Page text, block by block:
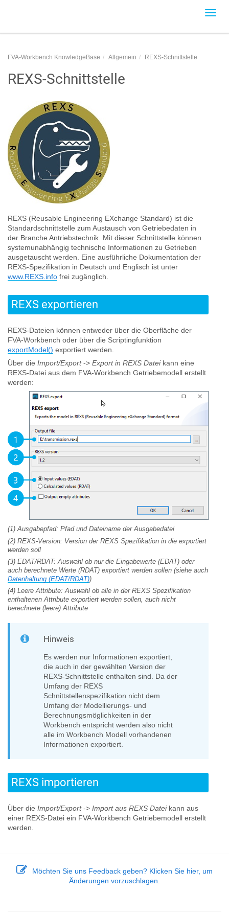
FVA-Workbench KnowledgeBase Allgemein REXS-Schnittstelle
REXS-Schnittstelle
REXS (Reusable Engineering EXchange Standard) ist die
Standardschnittstelle zum Austausch von Getriebedaten in
der Branche Antriebstechnik. Mit dieser Schnittstelle können
systemunabhängig technische Informationen zu Getrieben
ausgetauscht werden. Eine ausführliche Dokumentation der
REXS-Spezifikation in Deutsch und Englisch ist unter
www.REXS.info frei zugänglich.
REXS exportieren
REXS-Dateien können entweder über die Oberfläche der
FVA-Workbench oder über die Scriptingfunktion
exportModel() exportiert werden.
Über die Import/Export-> Export in REXS Dateikann eine
REXS-Datei aus dem FVA-Workbench Getriebemodell erstellt
werden:
(1) Ausgabepfad: Pfad und Dateiname der Ausgabedatei
(2) REXS-Version: Version der REXS Spezifikation in die exportiert
werden soll
(3) EDAT/RDAT: Auswahl ob nur die Eingabewerte (EDAT) oder
auch berechnete Werte (RDAT) exportiert werden sollen (siehe auch
Datenhaltung (EDAT/RDAT))
(4) Leere Attribute: Auswahl ob alle in der REXS Spezifikation
enthaltenen Attribute exportiert werden sollen, auch nicht
berechnete (leere) Attribute
Hinweis
Es werden nur Informationen exportiert,
die auch in der gewählten Version der
REXS-Schnittstelle enthalten sind. Da der
Umfang der REXS
Schnittstellenspezifikation nicht dem
Umfang der Modellierungs- und
Berechnungsmöglichkeiten in der
Workbench entspricht werden also nicht
alle im Workbench Modell vorhandenen
Informationen exportiert.
REXS importieren
Über die Import/Export-> Import aus REXS Dateikann aus
einer REXS-Datei ein FVA-Workbench Getriebemodell erstellt
werden.
Möchten Sie uns Feedback geben? Klicken Sie hier, um
Änderungen vorzuschlagen.